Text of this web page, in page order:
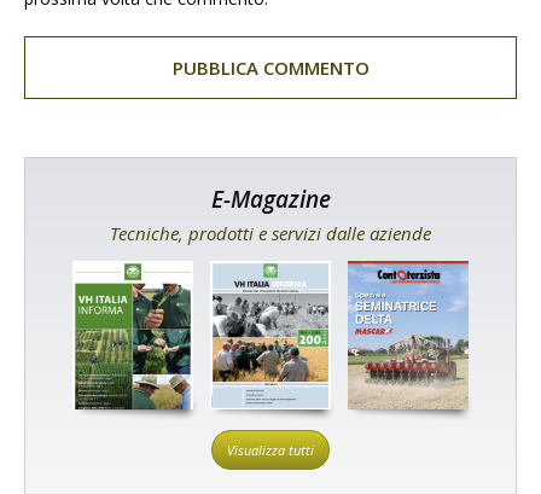
E-Magazine
Tecniche, prodotti e servizi dalle aziende
Visualizza tutti